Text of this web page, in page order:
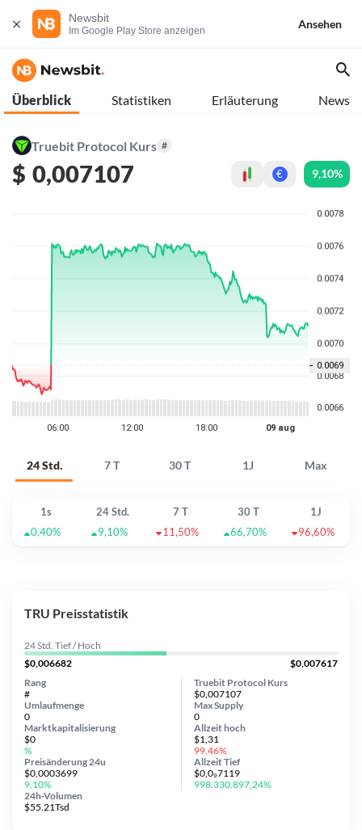
Newsbit
Im Google Play Store anzeigen
Ansehen
Überblick Statistiken Erläuterung News
Truebit Protocol Kurs #
$ 0,007107 € 9,10%
24 Std. 7 T 30 T 1J Max
1s 24 Std. 7 T 30 T
1J
0,40%
9,10% 11,50% 66,70% 96,60%
TRU Preisstatistik
24 Std. Tief / Hoch
$0,006682
$0,007617
Truebit Protocol Kurs
$0,007107
Umlaufmenge
0
Preisänderung 24u
$0,0003699
9,10%
Max Supply
0
Marktkapitalisierung
$0
%
24h-Volumen
$55.21Tsd
Rang
#
Allzeithoch
$1,31
99,46%
AllzeitTief
$0,0₉7119
998.330.897,24%